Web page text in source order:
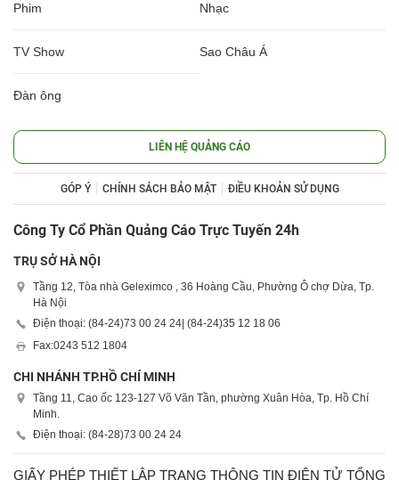
Phim Nhạc
TV Show Sao Châu Á
Đàn ông
LIÊN HỆ QUẢNG CÁO
GÓP Ý CHÍNH SÁCH BẢO MẬT ĐIỀU KHOẢN SỬ DỤNG
Công Ty Cổ Phần Quảng Cáo Trực Tuyến 24h
TRỤ SỞ HÀ NỘI
Tầng 12, Tòa nhà Geleximco , 36 Hoàng Cầu, Phường Ô chợ Dừa, Tp.
Hà Nội
Điện thoại: (84-24)73 00 24 24 | (84-24)35 12 18 06
Fax:0243 512 1804
CHI NHÁNH TP.HỒ CHÍ MINH
Tầng 11, Cao ốc 123-127 Võ Văn Tần, phường Xuân Hòa, Tp. Hồ Chí
Minh.
Điện thoại: (84-28)73 00 24 24
GIẤY PHÉP THIẾT LẬP TRANG THÔNG TIN ĐIỆN TỬ TỔNG